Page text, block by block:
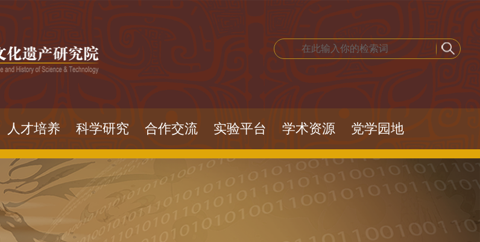
人才培养 科学研究 合作交流 实验平台 学术资源 党学园地